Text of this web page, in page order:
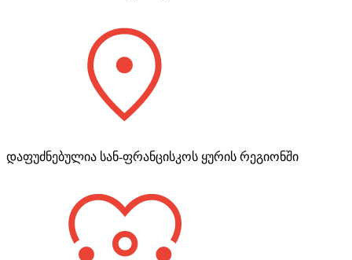
დაფუძნებულია სან-ფრანცისკოს ყურის რეგიონში